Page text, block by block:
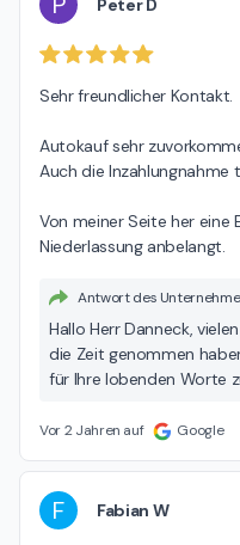
Peter D
Sehr freundlicher Kontakt.
Autokauf sehr
Auch die Inzahlungnahme
Von meiner Seite her eine
Niederlassung anbelangt.
Antwort des
Hallo Herr Danneck,
die Zeit genommen
für Ihre lobenden Worte
allzeit gute Fahrt! Viele
Vor 2 Jahren auf Google
F Fabian W